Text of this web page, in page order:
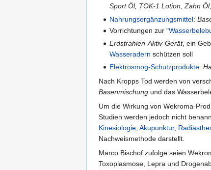
Sport Öl, TOK-1 Lotion, Zahn
Nahrungsergänzungsmittel:
Vorrichtungen zur
Erdstrahlen-Aktiv-Gerät, ein
Wasseradern schützen soll
Elektrosmog-Schutzprodukte:
Nach Kropps Tod werden von
Basenmischung und das
Um die Wirkung von Wekroma-
Studien werden jedoch nicht
Kinesiologie, Akupunktur,
Nachweismethode darstellt.
Marco Bischof zufolge seien
Toxoplasmose, Lepra und